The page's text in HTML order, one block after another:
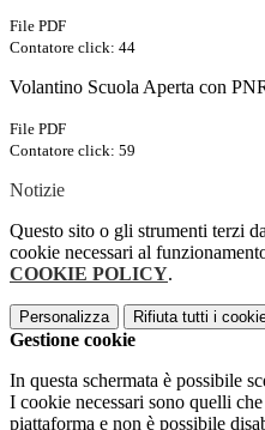
File PDF
Contatore click: 44
Volantino Scuola Aperta con
File PDF
Contatore click: 59
Notizie
Questo sito o gli strumenti terzi
cookie necessari al
COOKIE POLICY.
Personalizza Rifiuta tutti i
Gestione cookie
In questa schermata è possibile
I cookie necessari sono quelli
piattaforma e non è possibile